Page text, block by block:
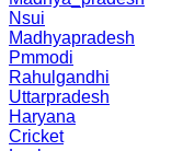
Nsui
Madhyapradesh
Pmmodi
Rahulgandhi
Uttarpradesh
Haryana
Cricket